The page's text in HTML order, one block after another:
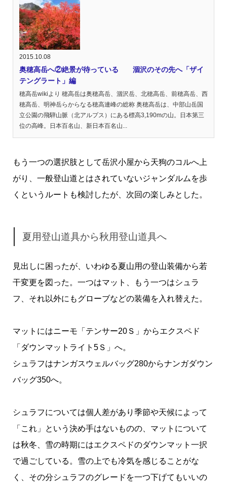
2015.10.08
奥穂高岳へ②絶景が待っている 涸沢のその先へ「ザイ
テングラート」編
穂高岳wikiより 穂高岳は奥穂高岳、涸沢岳、北穂高岳、前穂高岳、西
穂高岳、明神岳らからなる穂高連峰の総称 奥穂高岳は、中部山岳国
立公園の飛騨山脈（北アルプス）にある標高3,190mの山。日本第三
位の高峰。日本百名山、新日本百名山...
もう一つの選択肢として岳沢小屋から天狗のコルへ上
がり、一般登山道とはされていないジャンダルムを歩
くというルートも検討したが、次回の楽しみとした。
夏用登山道具から秋用登山道具へ
見出しに困ったが、いわゆる夏山用の登山装備から若
干変更を図った。一つはマット、もう一つはシュラ
フ、それ以外にもグローブなどの装備を入れ替えた。
マットにはニーモ「テンサー20Ｓ」からエクスペド
「ダウンマットライト5Ｓ」へ。
シュラフはナンガスウェルバッグ280からナンガダウン
バッグ350へ。
シュラフについては個人差があり季節や天候によって
「これ」という決め手はないものの、マットについて
は秋冬、雪の時期にはエクスペドのダウンマット一択
で過ごしている。雪の上でも冷気を感じることがな
く、その分シュラフのグレードを一つ下げてもいいの